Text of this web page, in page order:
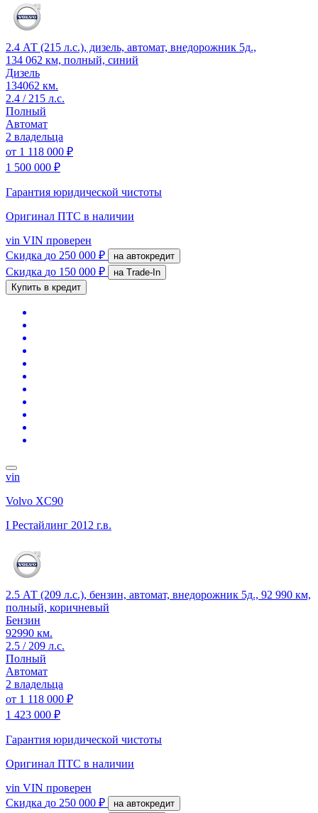
2.4 АТ (215 л.с.), дизель, автомат, внедорожник 5д.,
134 062 км, полный, синий
Дизель
134062 км.
2.4 / 215 л.с.
Полный
Автомат
2 владельца
от 1 118 000 ₽
1 500 000 ₽
Гарантия юридической чистоты
Оригинал ПТС в наличии
vin VIN проверен
Скидка до 250 000 ₽ на автокредит
Скидка до 150 000 ₽
на Trade-In
Купить в кредит
vin
Volvo XC90
I Рестайлинг 2012 г.в.
2.5 АТ (209 л.с.), бензин, автомат, внедорожник 5д., 92 990 км,
полный, коричневый
Бензин
92990 км.
2.5 / 209 л.с.
Полный
Автомат
2 владельца
от 1 118 000 ₽
1 423 000 ₽
Гарантия юридической чистоты
Оригинал ПТС в наличии
vin VIN проверен
Скидка до 250 000 ₽ на автокредит